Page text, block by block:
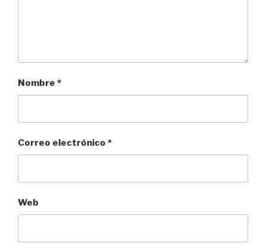
Nombre *
Correo electrónico *
Web